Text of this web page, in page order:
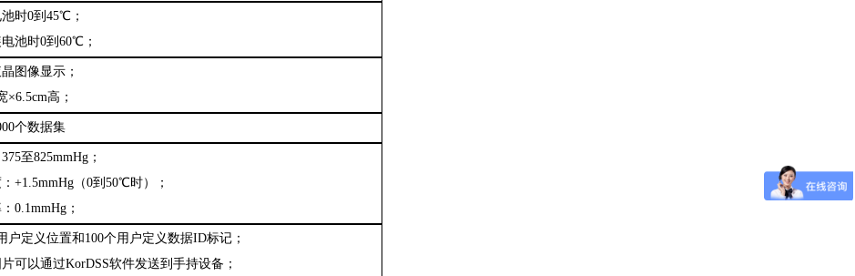
时0到45℃ ；
池时0到60℃ ；
图像显示 ；
×6.5cm高 ；
个数据集
375至825mmHg ；
：+1.5mmHg （0到50℃时）；
：0.1mmHg ；
户定义位置和100个用户定义数据ID标记 ；
可以通过KorDSS软件发送到手持设备 ；